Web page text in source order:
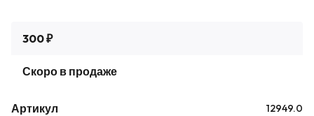
300 ₽
Скоро в продаже
Артикул 12949.0